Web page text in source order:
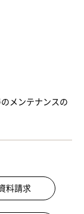
メンテナンスの
料請求